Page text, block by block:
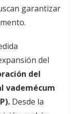
garantizar
del
del
vademécum
Desde la